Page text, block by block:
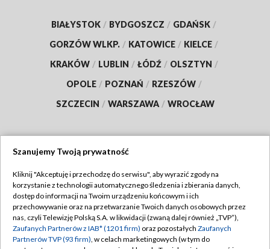
BIAŁYSTOK / BYDGOSZCZ / GDAŃSK /
GORZÓW WLKP. / KATOWICE / KIELCE /
KRAKÓW / LUBLIN / ŁÓDŹ / OLSZTYN /
OPOLE / POZNAŃ / RZESZÓW /
SZCZECIN / WARSZAWA / WROCŁAW
TVP
Abonament TVP
Emisja w TVP
Centrum informacji TVP
Regulamin TVP
Polityka prywatności
Szanujemy Twoją prywatność
Kliknij "Akceptuję i przechodzę do serwisu", aby wyrazić zgody na
korzystanie z technologii automatycznego śledzenia i zbierania danych,
dostęp do informacji na Twoim urządzeniu końcowym i ich
przechowywanie oraz na przetwarzanie Twoich danych osobowych przez
nas, czyli Telewizję Polską S.A. w likwidacji (zwaną dalej również „TVP”),
Zaufanych Partnerów z IAB* (1201 firm) oraz pozostałych Zaufanych
Partnerów TVP (93 firm), w celach marketingowych (w tym do